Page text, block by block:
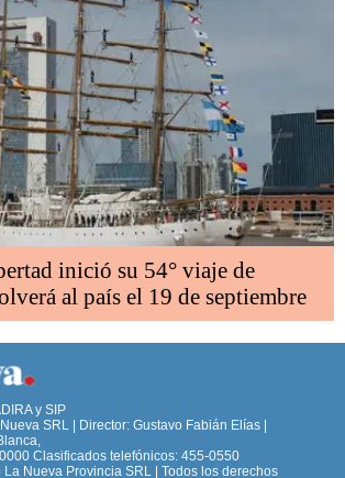
inició su 54° viaje de
al país el 19 de septiembre
y SIP
SRL | Director: Gustavo Fabián Elías |
Clasificados telefónicos: 455-0550
Nueva Provincia SRL | Todos los derechos